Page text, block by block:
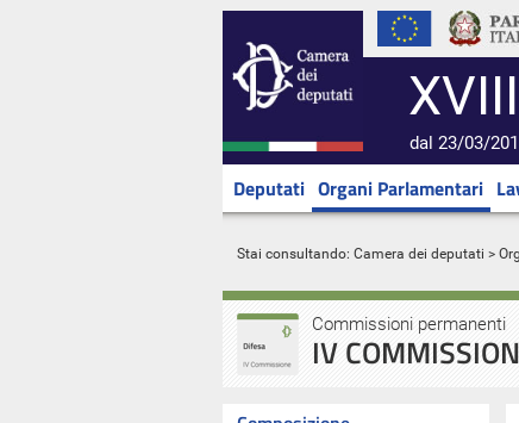
dal 23/03/
Deputati Organi Parlamentari
Stai consultando: Camera dei deputati >
Commissioni permanenti
IV